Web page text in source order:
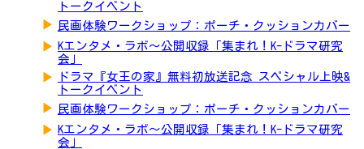
トークイベント
▶ 民画体験ワークショップ：ポーチ・クッションカバー
▶ Kエンタメ・ラボ～公開収録「集まれ！K-ドラマ研究
会」
▶
ドラマ『女王の家』無料初放送記念 スペシャル上映&
トークイベント
▶ 民画体験ワークショップ：ポーチ・クッションカバー
▶ Kエンタメ・ラボ～公開収録「集まれ！K-ドラマ研究
会」